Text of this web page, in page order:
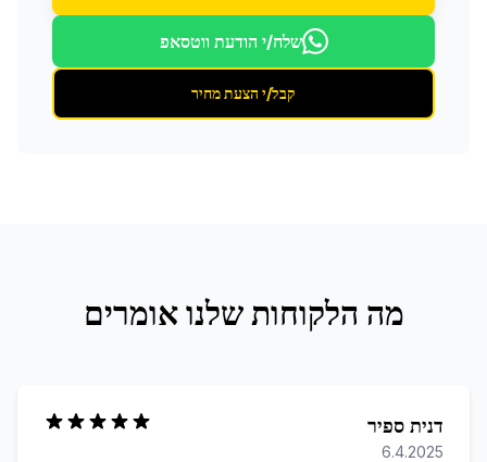
שלח/י הודעת ווטסאפ
קבל/י הצעת מחיר
מה הלקוחות שלנו אומרים
דנית ספיר
6.4.2025